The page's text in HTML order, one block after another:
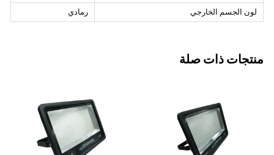
لون الجسم الخارجي
رمادي
منتجات ذات صلة